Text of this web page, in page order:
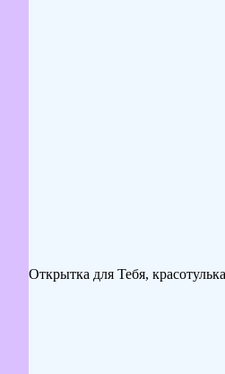
Открытка для Тебя,